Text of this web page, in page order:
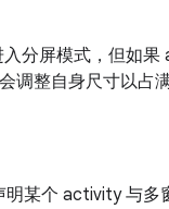
分屏模式，但如
整自身尺寸以占
明某个 activity 与多